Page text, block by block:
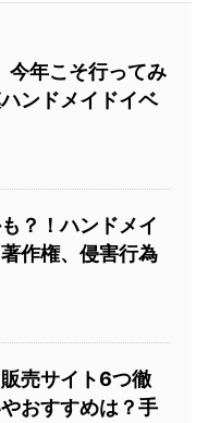
今年こそ行ってみ
ンドメイドイベ
？！ハンドメイ
作権、侵害行為
売サイト6つ徹
おすすめは？手